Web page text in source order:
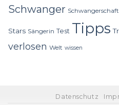
Schwanger Schwangerschaft
Stars Sängerin Test Tipps
verlosen Welt wissen
Datenschutz